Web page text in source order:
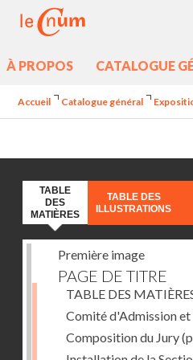
À PROPOS CATALOGUE
Accueil Catalogue général
TABLE
DES
MATIÈRES
TABLE DES
ILLUSTRATIONS
Première image
PAGE DE TITRE
TABLE DES
Comité d'Admission
Composition du Jury